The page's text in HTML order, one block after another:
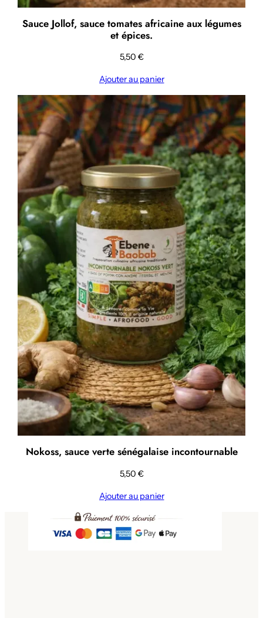
Sauce Jollof, sauce tomates africaine aux légumes
et épices.
5,50 €
Ajouter au panier
Nokoss, sauce verte sénégalaise incontournable
5,50 €
Ajouter au panier